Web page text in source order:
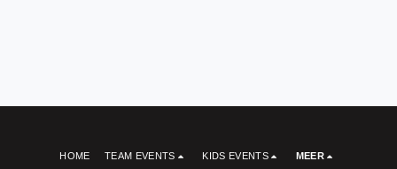
HOME TEAM EVENTS KIDS EVENTS MEER